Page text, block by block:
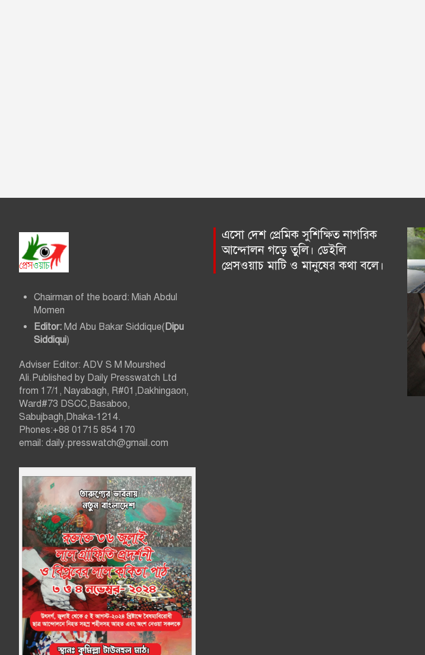
Chairman of the board: Miah Abdul
Momen
Editor: Md Abu Bakar Siddique(Dipu
Siddiqui)
Adviser Editor: ADV S M Mourshed
Ali.Published by Daily Presswatch Ltd
from 17/1, Nayabagh, R#01,Dakhingaon,
Ward#73 DSCC,Basaboo,
Sabujbagh,Dhaka-1214.
Phones:+88 01715 854 170
email: daily.presswatch@gmail.com
এসো দেশ প্রেমিক সুশিক্ষিত নাগরিক
আন্দোলন গড়ে তুলি। ডেইলি
প্রেসওয়াচ মাটি ও মানুষের কথা বলে।